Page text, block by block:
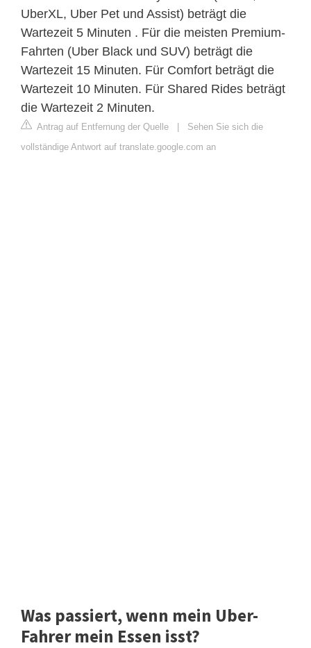
UberXL, Uber Pet und Assist) beträgt die
Wartezeit 5 Minuten . Für die meisten Premium-
Fahrten (Uber Black und SUV) beträgt die
Wartezeit 15 Minuten. Für Comfort beträgt die
Wartezeit 10 Minuten. Für Shared Rides beträgt
die Wartezeit 2 Minuten.
Antrag auf Entfernung der Quelle | Sehen Sie sich die
vollständige Antwort auf translate.google.com an
Was passiert, wenn mein Uber-
Fahrer mein Essen isst?